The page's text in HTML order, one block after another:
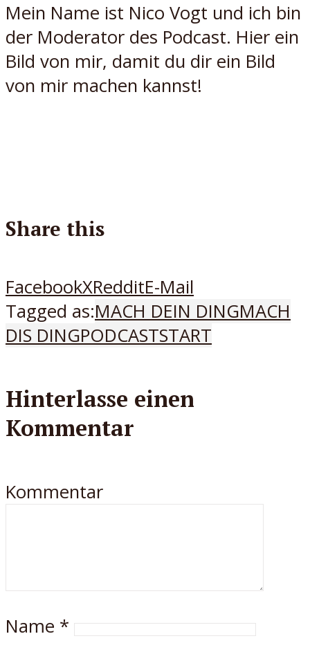
Mein Name ist Nico Vogt und ich bin
der Moderator des Podcast. Hier ein
Bild von mir, damit du dir ein Bild
von mir machen kannst!
Share this
FacebookXRedditE-Mail
Tagged as:MACH DEIN DINGMACH
DIS DINGPODCASTSTART
Hinterlasse einen
Kommentar
Kommentar
Name *